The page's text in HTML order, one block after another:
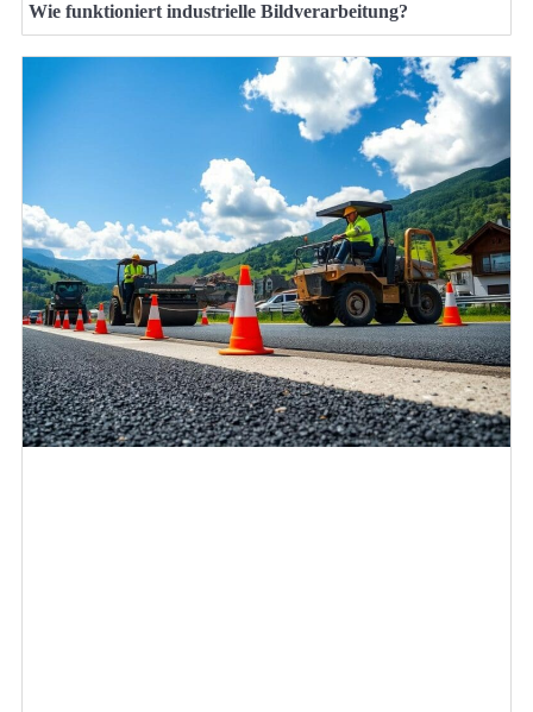
Wie funktioniert industrielle Bildverarbeitung?